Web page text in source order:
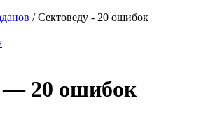
/Сектоведу - 20 ошибок
— 20 ошибок